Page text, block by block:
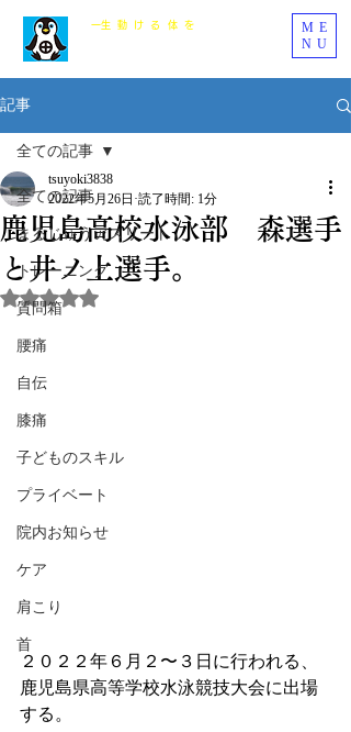
​一生動ける体を
ME
NU
記事
全ての記事
まるじゅうアスリート
トレーニング
質問箱
腰痛
自伝
膝痛
子どものスキル
プライベート
院内お知らせ
ケア
肩こり
首
全ての記事
鹿児島高校水泳部 森選手
と井ノ上選手。
tsuyoki3838
2022年5月26日 読了時間: 1分
5つ星のうちNaNと評価されています。
２０２２年６月２〜３日に行われる、
鹿児島県高等学校水泳競技大会に出場
する。